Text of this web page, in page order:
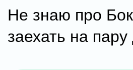
Не знаю про
заехать на пару